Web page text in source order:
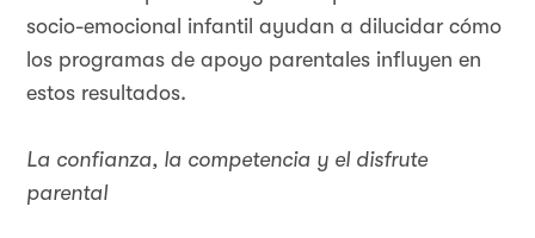
socio-emocional infantil ayudan a dilucidar cómo
los programas de apoyo parentales influyen en
estos resultados.
La confianza, la competencia y el disfrute
parental